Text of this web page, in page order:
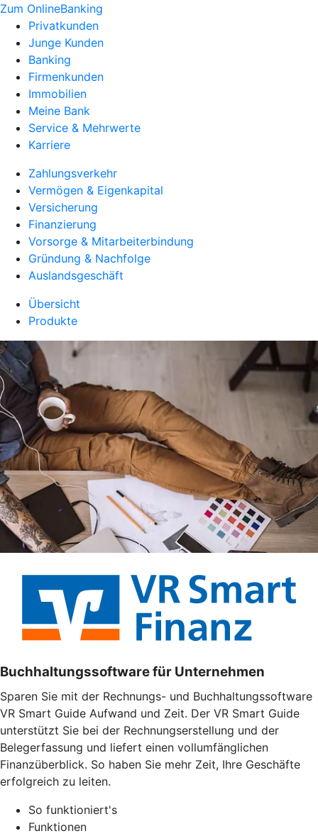
Zum OnlineBanking
Privatkunden
Junge Kunden
Banking
Firmenkunden
Immobilien
Meine Bank
Service & Mehrwerte
Karriere
Zahlungsverkehr
Vermögen & Eigenkapital
Versicherung
Finanzierung
Vorsorge & Mitarbeiterbindung
Gründung & Nachfolge
Auslandsgeschäft
Übersicht
Produkte
Buchhaltungssoftware für Unternehmen
Sparen Sie mit der Rechnungs- und Buchhaltungssoftware
VR Smart Guide Aufwand und Zeit. Der VR Smart Guide
unterstützt Sie bei der Rechnungserstellung und der
Belegerfassung und liefert einen vollumfänglichen
Finanzüberblick. So haben Sie mehr Zeit, Ihre Geschäfte
erfolgreich zu leiten.
So funktioniert's
Funktionen